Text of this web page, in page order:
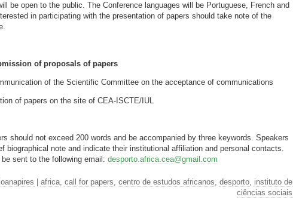
be open to the public. The Conference languages will be Portuguese, French and
in participating with the presentation of papers should take note of the
of proposals of papers
of the Scientific Committee on the acceptance of communications
of papers on the site of CEA-ISCTE/IUL
should not exceed 200 words and be accompanied by three keywords. Speakers
biographical note and indicate their institutional affiliation and personal contacts.
sent to the following email: desporto.africa.cea@gmail.com
joanapires africa, call for papers, centro de estudos africanos, desporto, instituto de
ciências sociais